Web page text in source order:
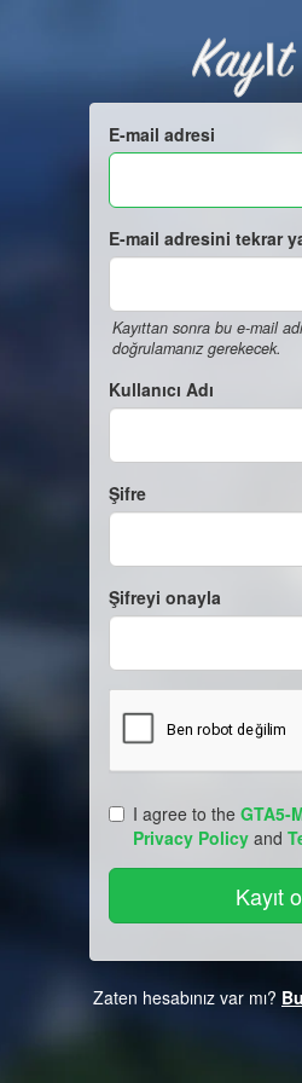
E-mail adresi
E-mail adresini tekrar
Kayıttan sonra bu e-mail
doğrulamanız gerekecek.
Kullanıcı Adı
Şifre
Şifreyi onayla
I agree to the GTA5-
Privacy Policy and
Zaten hesabınız var mı?